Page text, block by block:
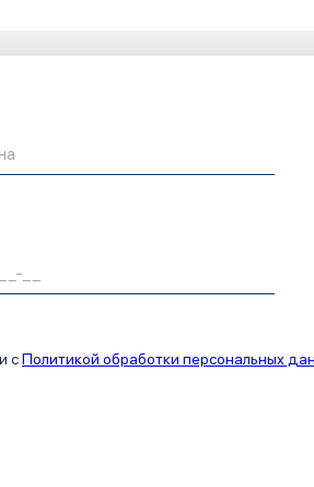
сПолитикой обработки персональных